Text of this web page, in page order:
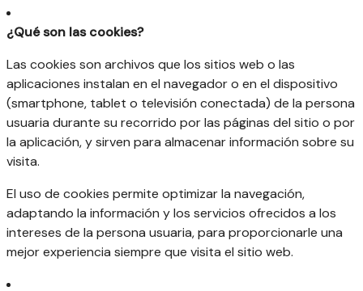
¿Qué son las cookies?
Las cookies son archivos que los sitios web o las
aplicaciones instalan en el navegador o en el dispositivo
(smartphone, tablet o televisión conectada) de la persona
usuaria durante su recorrido por las páginas del sitio o por
la aplicación, y sirven para almacenar información sobre su
visita.
El uso de cookies permite optimizar la navegación,
adaptando la información y los servicios ofrecidos a los
intereses de la persona usuaria, para proporcionarle una
mejor experiencia siempre que visita el sitio web.